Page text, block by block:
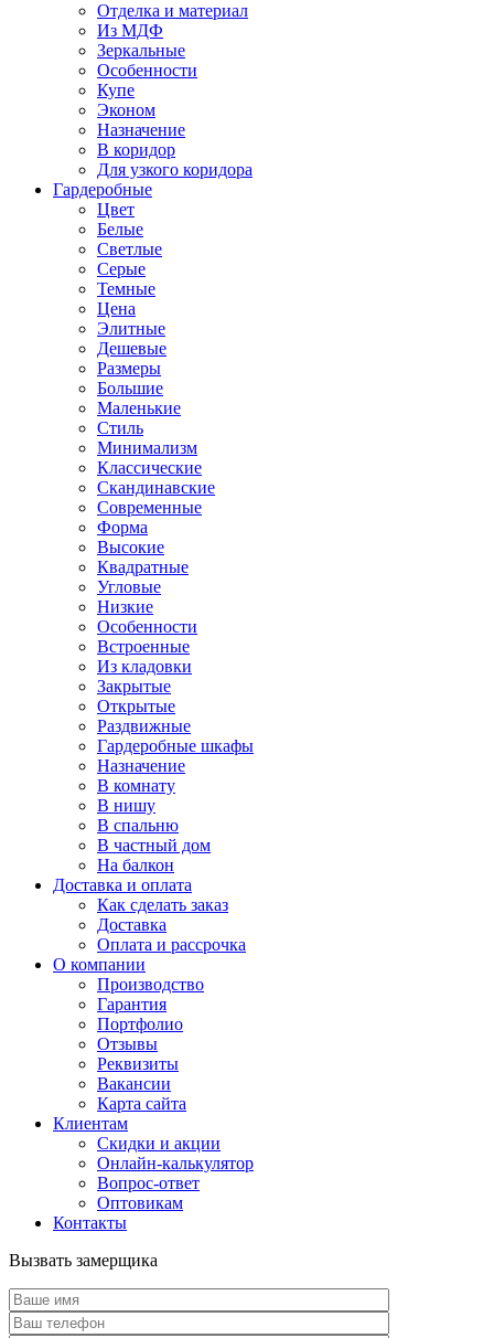
Отделка и материал
Из МДФ
Зеркальные
Особенности
Купе
Эконом
Назначение
В коридор
Для узкого коридора
Гардеробные
Цвет
Белые
Светлые
Серые
Темные
Цена
Элитные
Дешевые
Размеры
Большие
Маленькие
Стиль
Минимализм
Классические
Скандинавские
Современные
Форма
Высокие
Квадратные
Угловые
Низкие
Особенности
Встроенные
Из кладовки
Закрытые
Открытые
Раздвижные
Гардеробные шкафы
Назначение
В комнату
В нишу
В спальню
В частный дом
На балкон
Доставка и оплата
Как сделать заказ
Доставка
Оплата и рассрочка
О компании
Производство
Гарантия
Портфолио
Отзывы
Реквизиты
Вакансии
Карта сайта
Клиентам
Скидки и акции
Онлайн-калькулятор
Вопрос-ответ
Оптовикам
Контакты
Вызвать замерщика